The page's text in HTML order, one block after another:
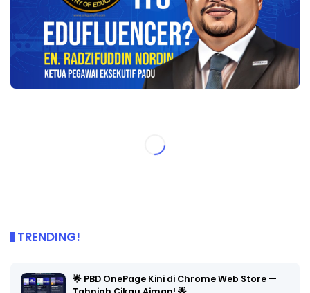
TRENDING!
🌟 PBD OnePage Kini di Chrome Web Store —